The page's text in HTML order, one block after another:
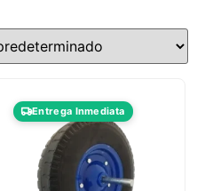
Entrega Inmediata